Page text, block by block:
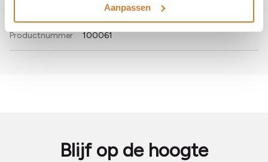
Aanpassen
full colour
Productnummer 100061
Blijf op de hoogte